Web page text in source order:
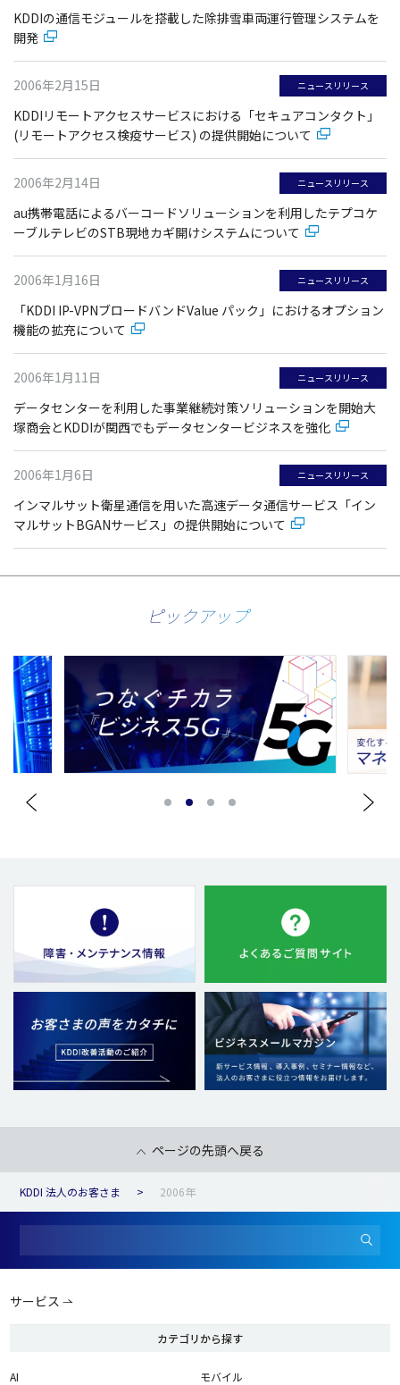
KDDIの通信モジュールを搭載した除排雪車両運行管理システムを
開発
2006年2月15日 ニュースリリース
KDDIリモートアクセスサービスにおける「セキュアコンタクト」
(リモートアクセス検疫サービス) の提供開始について
2006年2月14日 ニュースリリース
au携帯電話によるバーコードソリューションを利用したテプコケ
ーブルテレビのSTB現地カギ開けシステムについて
2006年1月16日 ニュースリリース
「KDDI IP-VPNブロードバンドValue パック」におけるオプション
機能の拡充について
2006年1月11日 ニュースリリース
データセンターを利用した事業継続対策ソリューションを開始大
塚商会とKDDIが関西でもデータセンタービジネスを強化
2006年1月6日 ニュースリリース
インマルサット衛星通信を用いた高速データ通信サービス「イン
マルサットBGANサービス」の提供開始について
ピックアップ
ページの先頭へ戻る
KDDI 法人のお客さま 2006年
サービス
カテゴリから探す
AI
モバイル